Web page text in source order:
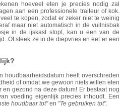
hoeveel eten je precies nodig zal
aan een professionele traiteur of kok.
te kopen, zodat er zeker niet te weinig
maar niet automatisch in de vuilnisbak
in de ijskast stopt, kan u een van de
Of steek ze in de diepvries en eet er een
heeft overschreden
of omdat we gewoon niets willen eten
gezond na deze datum! Er bestaat nog
voeding eigenlijk precies inhoudt. Een
houdbaar tot"en "Te gebruiken tot".